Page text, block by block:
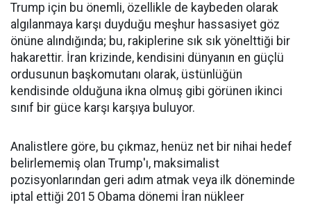
Trump için bu önemli, özellikle de kaybeden olarak
algılanmaya karşı duyduğu meşhur hassasiyet göz
önüne alındığında; bu, rakiplerine sık sık yönelttiği bir
hakarettir. İran krizinde, kendisini dünyanın en güçlü
ordusunun başkomutanı olarak, üstünlüğün
kendisinde olduğuna ikna olmuş gibi görünen ikinci
sınıf bir güce karşı karşıya buluyor.
Analistlere göre, bu çıkmaz, henüz net bir nihai hedef
belirlememiş olan Trump'ı, maksimalist
pozisyonlarından geri adım atmak veya ilk döneminde
iptal ettiği 2015 Obama dönemi İran nükleer